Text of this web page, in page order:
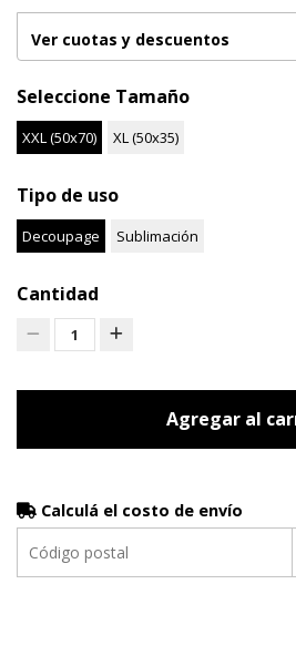
Ver cuotas y descuentos
Seleccione Tamaño
XXL (50x70) XL (50x35)
Tipo de uso
Decoupage Sublimación
Cantidad
1
Agregar al
Calculá el costo de envío